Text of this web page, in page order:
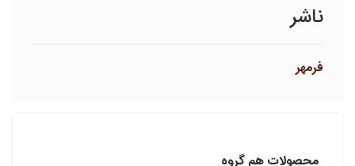
ناشر
فرمهر
محصولات هم گروه